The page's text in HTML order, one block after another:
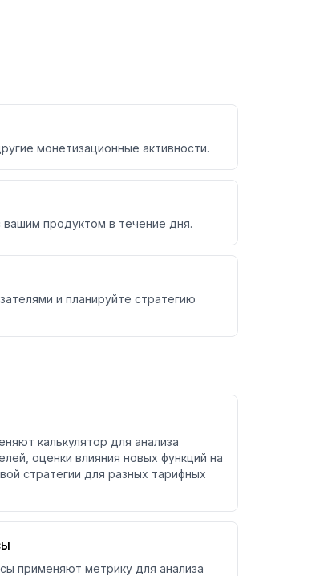
монетизационные активности.
вашим продуктом в течение дня.
и планируйте стратегию
калькулятор для анализа
оценки влияния новых функций на
стратегии для разных тарифных
применяют метрику для анализа